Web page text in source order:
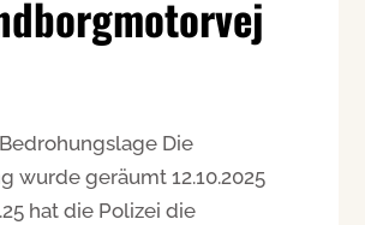
Die
wurde geräumt 12.10.2025
hat die Polizei die